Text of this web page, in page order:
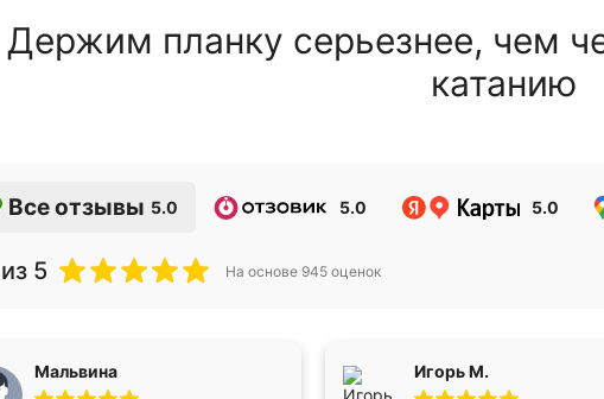
Держим планку серьезнее, чем
катанию
Все отзывы 5.0 5.0 5.0
из 5 На основе 945 оценок
Мальвина Игорь М.